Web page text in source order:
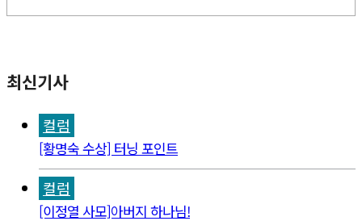
최신기사
컬럼
[황명숙 수상] 터닝 포인트
컬럼
[이정열 사모]아버지 하나님!